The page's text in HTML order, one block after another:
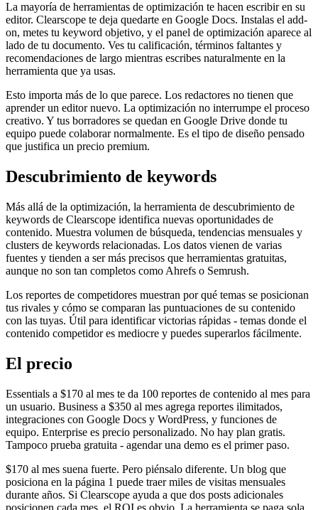
La mayoría de herramientas de optimización te hacen escribir en su
editor. Clearscope te deja quedarte en Google Docs. Instalas el add-
on, metes tu keyword objetivo, y el panel de optimización aparece al
lado de tu documento. Ves tu calificación, términos faltantes y
recomendaciones de largo mientras escribes naturalmente en la
herramienta que ya usas.
Esto importa más de lo que parece. Los redactores no tienen que
aprender un editor nuevo. La optimización no interrumpe el proceso
creativo. Y tus borradores se quedan en Google Drive donde tu
equipo puede colaborar normalmente. Es el tipo de diseño pensado
que justifica un precio premium.
Descubrimiento de keywords
Más allá de la optimización, la herramienta de descubrimiento de
keywords de Clearscope identifica nuevas oportunidades de
contenido. Muestra volumen de búsqueda, tendencias mensuales y
clusters de keywords relacionadas. Los datos vienen de varias
fuentes y tienden a ser más precisos que herramientas gratuitas,
aunque no son tan completos como Ahrefs o Semrush.
Los reportes de competidores muestran por qué temas se posicionan
tus rivales y cómo se comparan las puntuaciones de su contenido
con las tuyas. Útil para identificar victorias rápidas - temas donde el
contenido competidor es mediocre y puedes superarlos fácilmente.
El precio
Essentials a $170 al mes te da 100 reportes de contenido al mes para
un usuario. Business a $350 al mes agrega reportes ilimitados,
integraciones con Google Docs y WordPress, y funciones de
equipo. Enterprise es precio personalizado. No hay plan gratis.
Tampoco prueba gratuita - agendar una demo es el primer paso.
$170 al mes suena fuerte. Pero piénsalo diferente. Un blog que
posiciona en la página 1 puede traer miles de visitas mensuales
durante años. Si Clearscope ayuda a que dos posts adicionales
posicionen cada mes, el ROI es obvio. La herramienta se paga sola